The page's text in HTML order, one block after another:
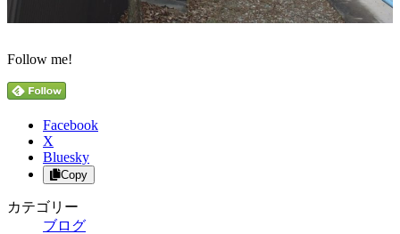
Follow me!
Facebook
X
Bluesky
Copy
カテゴリー
ブログ